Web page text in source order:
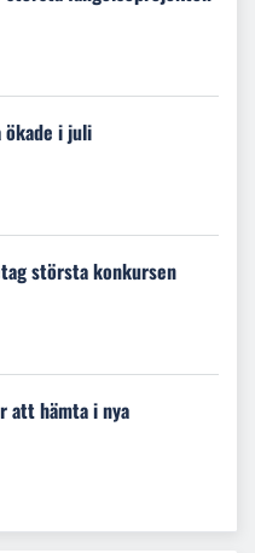
ökade i juli
största konkursen
att hämta i nya